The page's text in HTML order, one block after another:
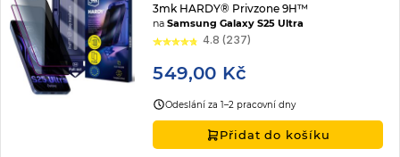
3mk HARDY® Privzone 9H™
naSamsung Galaxy S25 Ultra
4.8 (237)
549,00 Kč
Odeslání za 1–2 pracovní dny
Přidat do košíku